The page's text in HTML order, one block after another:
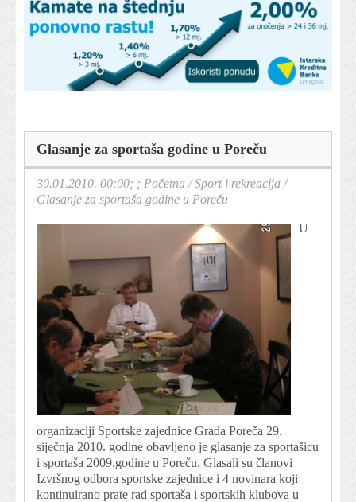
Glasanje za sportaša godine u Poreču
30.01.2010. 00:00; ; Početna /Sport i rekreacija /
Glasanje za sportaša godine u Poreču
U
organizaciji Sportske zajednice Grada Poreča 29.
siječnja 2010. godine obavljeno je glasanje za sportašicu
i sportaša 2009.godine u Poreču. Glasali su članovi
Izvršnog odbora sportske zajednice i 4 novinara koji
kontinuirano prate rad sportaša i sportskih klubova u